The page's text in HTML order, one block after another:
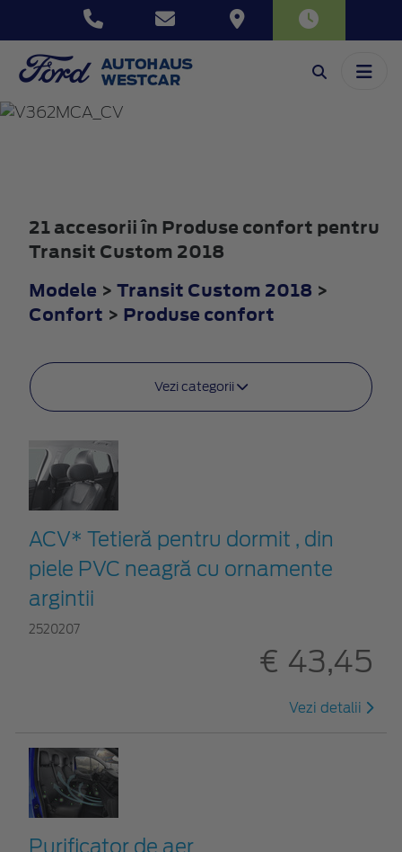
TRANSIT
CUSTOM
21 accesorii în Produse confort pentru
Transit Custom 2018
Modele > Transit Custom 2018 >
Confort > Produse confort
Vezi categorii
ACV* Tetieră pentru dormit , din
piele PVC neagră cu ornamente
argintii
2520207
€ 43,45
Vezi detalii
Purificator de aer